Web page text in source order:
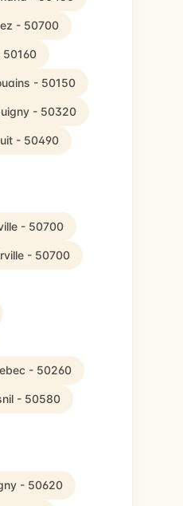
- 50700
50160
- 50150
- 50320
- 50490
- 50700
- 50700
- 50260
- 50580
- 50620